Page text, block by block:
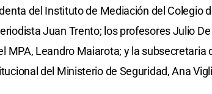
del Instituto de Mediación del Colegio
Juan Trento; los profesores Julio De
MPA, Leandro Maiarota; y la subsecretaria
del Ministerio de Seguridad, Ana